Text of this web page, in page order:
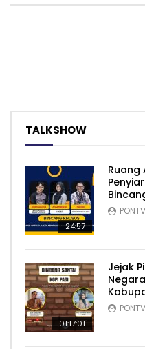
TALKSHOW
24:57
Ruang
PONTV
01:17:01
Jejak
PONTV